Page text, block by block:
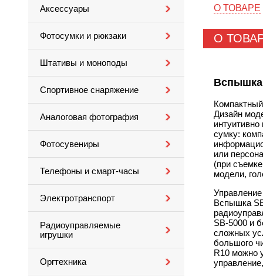
Аксессуары
Фотосумки и рюкзаки
Штативы и моноподы
Спортивное снаряжение
Аналоговая фотография
Фотосувениры
Телефоны и смарт-часы
Электротранспорт
Радиоуправляемые
игрушки
Оргтехника
О ТОВАРЕ
О
Вспышка
Дизайн
сумку:
или
(при
модели,
Вспышка
SB-5000 и
сложных
большого
R10 можно